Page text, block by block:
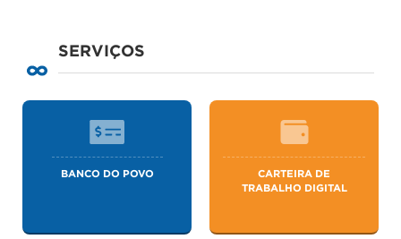
SERVIÇOS
BANCO DO POVO
CARTEIRA DE
TRABALHO DIGITAL